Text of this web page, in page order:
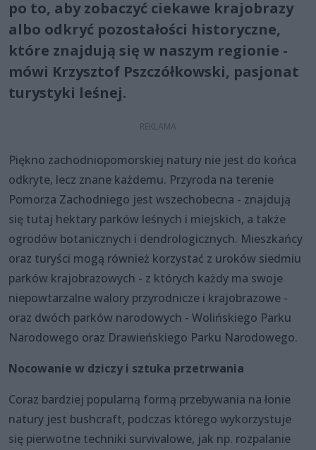
po to, aby zobaczyć ciekawe krajobrazy
albo odkryć pozostałości historyczne,
które znajdują się w naszym regionie -
mówi Krzysztof Pszczółkowski, pasjonat
turystyki leśnej.
Piękno zachodniopomorskiej natury nie jest do końca
odkryte, lecz znane każdemu. Przyroda na terenie
Pomorza Zachodniego jest wszechobecna - znajdują
się tutaj hektary parków leśnych i miejskich, a także
ogrodów botanicznych i dendrologicznych. Mieszkańcy
oraz turyści mogą również korzystać z uroków siedmiu
parków krajobrazowych - z których każdy ma swoje
niepowtarzalne walory przyrodnicze i krajobrazowe -
oraz dwóch parków narodowych - Wolińskiego Parku
Narodowego oraz Drawieńskiego Parku Narodowego.
Nocowanie w dziczy i sztuka przetrwania
Coraz bardziej popularną formą przebywania na łonie
natury jest bushcraft, podczas którego wykorzystuje
się pierwotne techniki survivalowe, jak np. rozpalanie